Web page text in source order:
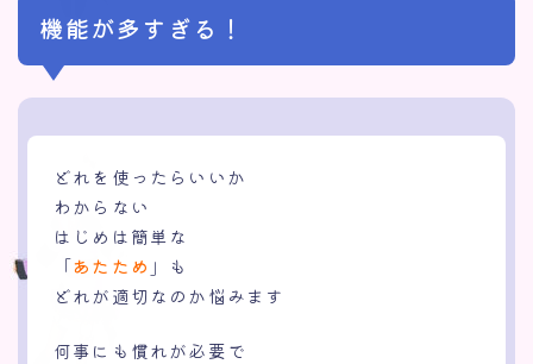
機能が多すぎる！
どれを使ったらいいか
わからない
はじめは簡単な
「あたため 」も
どれが適切なのか悩みます
何事にも慣れが必要で